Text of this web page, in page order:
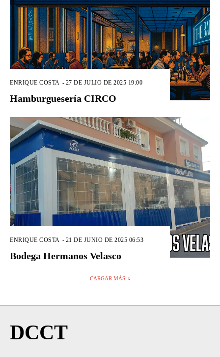
ENRIQUE COSTA - 27 DE JULIO DE 2025 19:00
Hamburguesería CIRCO
ENRIQUE COSTA - 21 DE JUNIO DE 2025 06:53
Bodega Hermanos Velasco
CARGAR MÁS
DCCT